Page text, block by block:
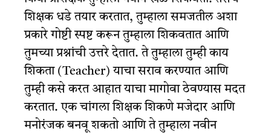
शिक्षक धडे तयार करतात, तुम्हाला समजतील अशा
प्रकारे गोष्टी स्पष्ट करून तुम्हाला शिकवतात आणि
तुमच्या प्रश्नांची उत्तरे देतात. ते तुम्हाला तुम्ही काय
शिकता (Teacher) याचा सराव करण्यात आणि
तुम्ही कसे करत आहात याचा मागोवा ठेवण्यास मदत
करतात. एक चांगला शिक्षक शिकणे मजेदार आणि
मनोरंजक बनवू शकतो आणि ते तुम्हाला नवीन